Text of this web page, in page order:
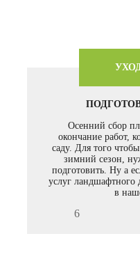
Осенний сбор
окончание работ,
саду. Для того
зимний сезон,
подготовить. Ну а
услуг ландшафтного
в
6